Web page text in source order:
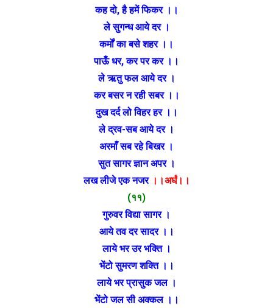
कह दो, है हमें फिकर ।।
ले सुगन्ध आये दर ।
कर्मों का बसे शहर ।।
पाऊँ धर, कर पर कर ।।
ले ऋतु फल आये दर ।
कर बसर न रही सबर ।।
दुख दर्द लो विहर हर ।।
ले द्रव-सब आये दर ।
अरमाँ सब रहे बिखर ।
सुत सागर ज्ञान अपर ।
लख लीजे एक नजर ।।अर्घं।।
(११)
गुरुवर विद्या सागर ।
आये तव दर सादर ।।
लाये भर उर भक्ति ।
भेंटो सुमरण शक्ति ।।
लाये भर प्रासुक जल ।
भेंटो जल सी अक्कल ।।